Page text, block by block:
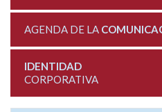
AGENDA DE LA
IDENTIDAD
CORPORATIVA